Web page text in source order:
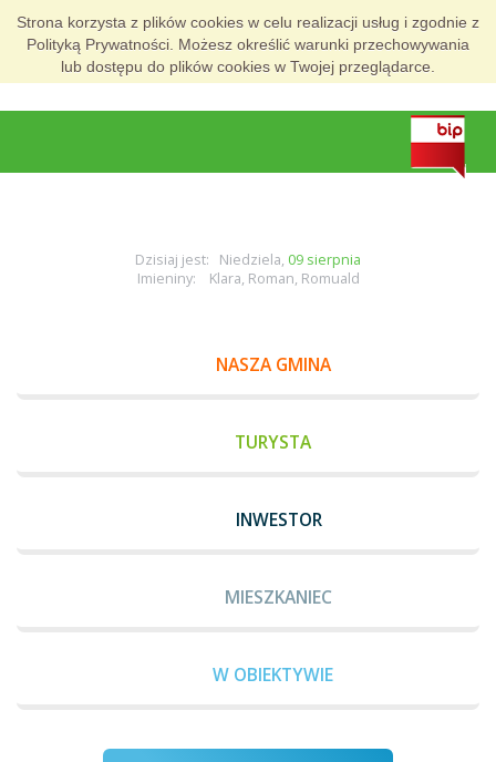
Strona korzysta z plików cookies w celu realizacji usług i zgodnie z
Polityką Prywatności. Możesz określić warunki przechowywania
lub dostępu do plików cookies w Twojej przeglądarce.
Dzisiaj jest: Niedziela, 09 sierpnia
Imieniny: Klara, Roman, Romuald
NASZA GMINA
TURYSTA
INWESTOR
MIESZKANIEC
W OBIEKTYWIE